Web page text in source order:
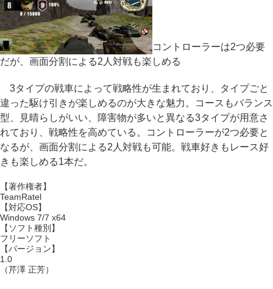
コントローラーは2つ必要
だが、画面分割による2人対戦も楽しめる
3タイプの戦車によって戦略性が生まれており、タイプごと
違った駆け引きが楽しめるのが大きな魅力。コースもバランス
型、見晴らしがいい、障害物が多いと異なる3タイプが用意さ
れており、戦略性を高めている。コントローラーが2つ必要と
なるが、画面分割による2人対戦も可能。戦車好きもレース好
きも楽しめる1本だ。
【著作権者】
TeamRatel
【対応OS】
Windows 7/7 x64
【ソフト種別】
フリーソフト
【バージョン】
1.0
（芹澤 正芳）